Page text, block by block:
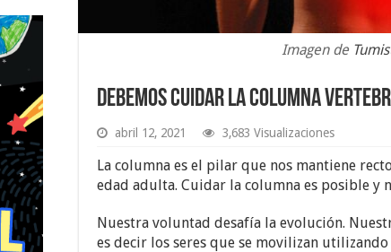
Imagen de
Debemos cuidar la columna
abril 12, 2021 3,683 Visualizaciones
La columna es el pilar que nos mantiene
edad adulta. Cuidar la columna es posible y
Nuestra voluntad desafía la evolución.
es decir los seres que se movilizan